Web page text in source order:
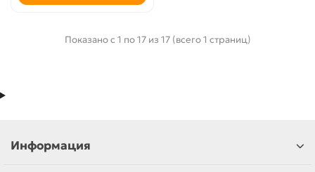
Показано с 1 по 17 из 17 (всего 1 страниц)
Информация